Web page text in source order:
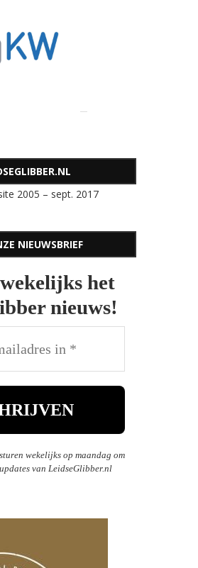
2005 – sept. 2017
NIEUWSBRIEF
het
nieuws!
wekelijks op maandag om
van LeidseGlibber.nl